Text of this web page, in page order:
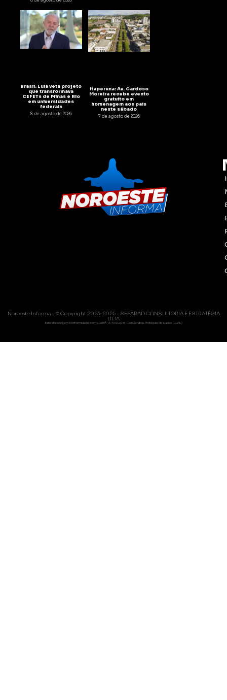
Brasil: Lula veta projeto
que transformava
CEFETs de Minas e Rio
em universidades
federais
8 de agosto de 2026
Itaperuna: Av. Cardoso
Moreira recebe evento
gratuito em
homenagem aos pais
neste sábado
7 de agosto de 2026
Noroeste Informa - © Copyright 2023-2025 - SEFARAD CONSULTORIA E ESTRATÉGIA
LTDA
Este site está em conformidade com a Lei nº 13.709/2018 - Lei Geral de Proteção de Dados (LGPD)